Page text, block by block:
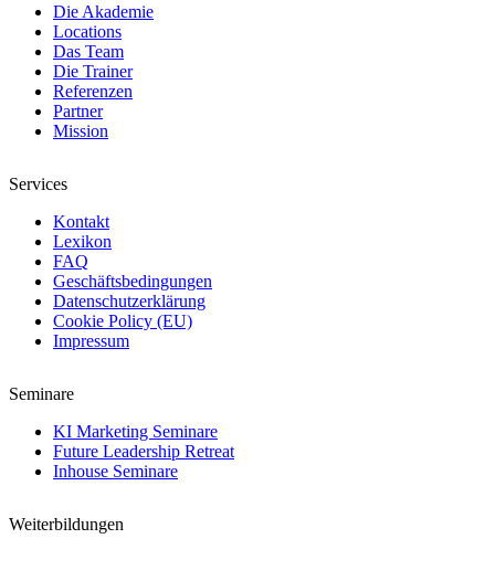
Die Akademie
Locations
Das Team
Die Trainer
Referenzen
Partner
Mission
Services
Kontakt
Lexikon
FAQ
Geschäftsbedingungen
Datenschutzerklärung
Cookie Policy (EU)
Impressum
Seminare
KI Marketing Seminare
Future Leadership Retreat
Inhouse Seminare
Weiterbildungen